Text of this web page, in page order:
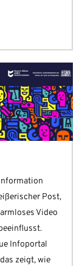
Post,
Video
Infoportal
zeigt, wie